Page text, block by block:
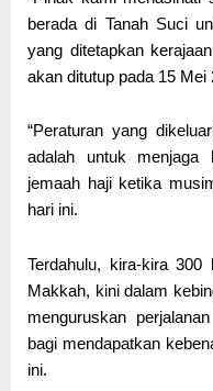
berada di Tanah Suci
yang ditetapkan
akan ditutup pada 15
“Peraturan yang
adalah untuk menjaga
jemaah haji ketika
hari ini.
Terdahulu, kira-kira
Makkah, kini dalam
menguruskan
bagi mendapatkan
ini.